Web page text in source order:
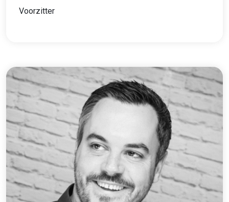
Voorzitter